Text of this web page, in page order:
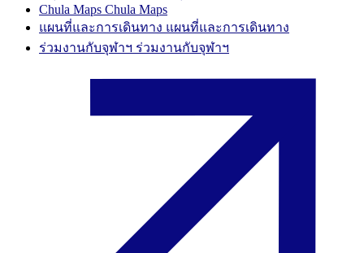
Chula Maps Chula Maps
แผนที่และการเดินทาง แผนที่และการเดินทาง
ร่วมงานกับจุฬาฯ ร่วมงานกับจุฬาฯ